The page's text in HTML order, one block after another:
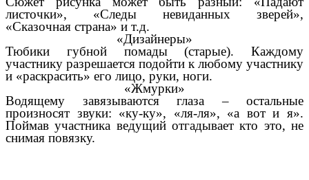
листочки», «Следы невиданных зверей»,
«Сказочная страна» и т.д.
«Дизайнеры»
Тюбики губной помады (старые). Каждому
участнику разрешается подойти к любому участнику
и «раскрасить» его лицо, руки, ноги.
«Жмурки»
Водящему завязываются глаза – остальные
произносят звуки: «ку-ку», «ля-ля», «а вот и я».
Поймав участника ведущий отгадывает кто это, не
снимая повязку.